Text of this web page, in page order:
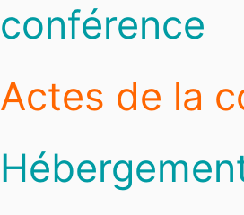
conférence
Actes de la